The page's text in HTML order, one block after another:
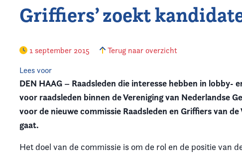
Griffiers’ zoekt
1 september 2015 Terug naar overzicht
Lees voor
DEN HAAG – Raadsleden die interesse hebben in lobby-
voor raadsleden binnen de Vereniging van Nederlandse
voor de nieuwe commissie Raadsleden en Griffiers van
gaat.
Het doel van de commissie is om de rol en de positie van